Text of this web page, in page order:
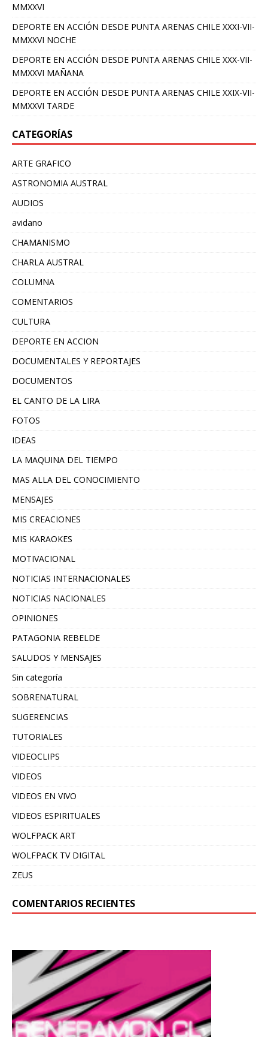
MMXXVI
DEPORTE EN ACCIÓN DESDE PUNTA ARENAS CHILE XXXI-VII-
MMXXVI NOCHE
DEPORTE EN ACCIÓN DESDE PUNTA ARENAS CHILE XXX-VII-
MMXXVI MAÑANA
DEPORTE EN ACCIÓN DESDE PUNTA ARENAS CHILE XXIX-VII-
MMXXVI TARDE
CATEGORÍAS
ARTE GRAFICO
ASTRONOMIA AUSTRAL
AUDIOS
avidano
CHAMANISMO
CHARLA AUSTRAL
COLUMNA
COMENTARIOS
CULTURA
DEPORTE EN ACCION
DOCUMENTALES Y REPORTAJES
DOCUMENTOS
EL CANTO DE LA LIRA
FOTOS
IDEAS
LA MAQUINA DEL TIEMPO
MAS ALLA DEL CONOCIMIENTO
MENSAJES
MIS CREACIONES
MIS KARAOKES
MOTIVACIONAL
NOTICIAS INTERNACIONALES
NOTICIAS NACIONALES
OPINIONES
PATAGONIA REBELDE
SALUDOS Y MENSAJES
Sin categoría
SOBRENATURAL
SUGERENCIAS
TUTORIALES
VIDEOCLIPS
VIDEOS
VIDEOS EN VIVO
VIDEOS ESPIRITUALES
WOLFPACK ART
WOLFPACK TV DIGITAL
ZEUS
COMENTARIOS RECIENTES